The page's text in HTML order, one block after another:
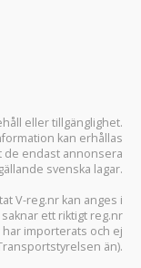
eller tillgänglighet.
kan erhållas
de endast annonsera
svenska lagar.
V-reg.nr kan anges i
ett riktigt reg.nr
importerats och ej
än).